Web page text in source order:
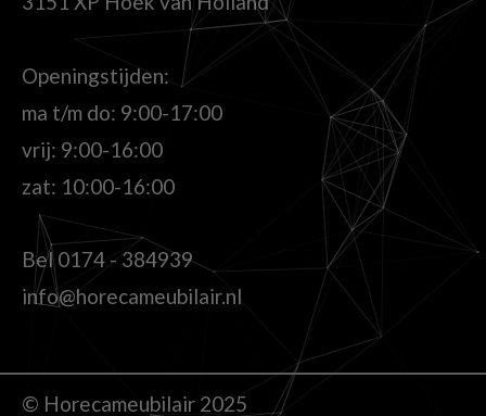
Openingstijden:
ma t/m do: 9:00-17:00
vrij: 9:00-16:00
zat: 10:00-16:00
Bel0174 - 384939
info@horecameubilair.nl
© Horecameubilair 2025